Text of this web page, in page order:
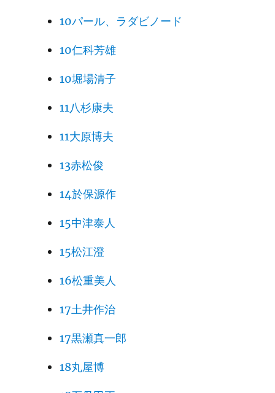
10パール、ラダビノード
10仁科芳雄
10堀場清子
11八杉康夫
11大原博夫
13赤松俊
14於保源作
15中津泰人
15松江澄
16松重美人
17土井作治
17黒瀬真一郎
18丸屋博